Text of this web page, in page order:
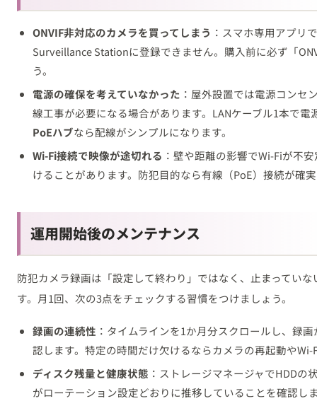
ONVIF非対応のカメラを買ってしまう ：スマホ専用アプリ
Surveillance Stationに登録できません。購入前に必ず「
う。
電源の確保を考えていなかった ：屋外設置では電源コンセ
線工事が必要になる場合があります。LANケーブル1本で電
PoEハブなら配線がシンプルになります。
Wi-Fi接続で映像が途切れる ：壁や距離の影響でWi-Fiが不
けることがあります。防犯目的なら有線（PoE）接続が確
運用開始後のメンテナンス
防犯カメラ録画は「設定して終わり」ではなく、止まってい
す。月1回、次の3点をチェックする習慣をつけましょう。
録画の連続性 ：タイムラインを1か月分スクロールし、録
認します。特定の時間だけ欠けるならカメラの再起動やWi-
ディスク残量と健康状態 ：ストレージマネージャでHDDの
がローテーション設定どおりに推移していることを確認し